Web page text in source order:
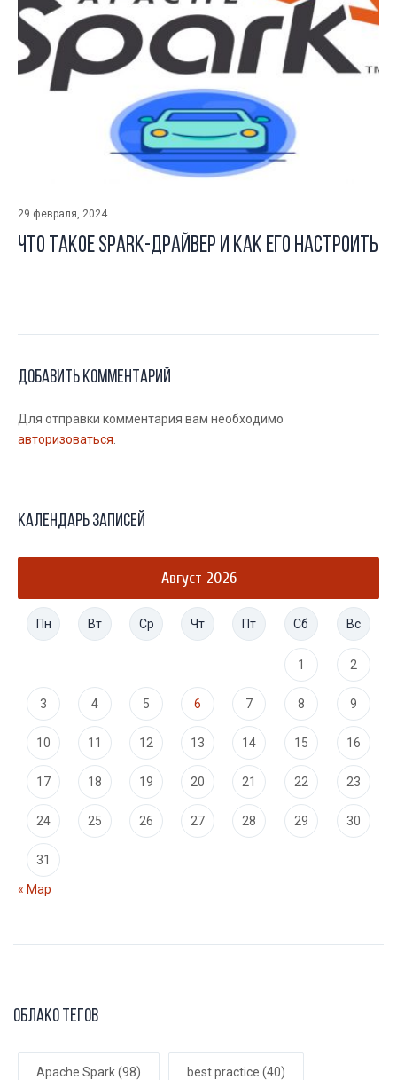
29 февраля, 2024
Что такое Spark-драйвер и как его настроить
Добавить комментарий
Для отправки комментария вам необходимо
авторизоваться
Календарь записей
Август 2026
Пн Вт Ср Чт Пт Сб Вс
1 2
3 4 5 6 7 8 9
10 11 12 13 14 15 16
17 18 19 20 21 22 23
24 25 26 27 28 29 30
31
« Мар
Облако тегов
Apache Spark(98) best practice (40)